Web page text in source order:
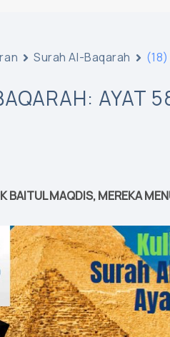
Surah Al-Baqarah
AYAT
BAITUL MAQDIS, MEREKA